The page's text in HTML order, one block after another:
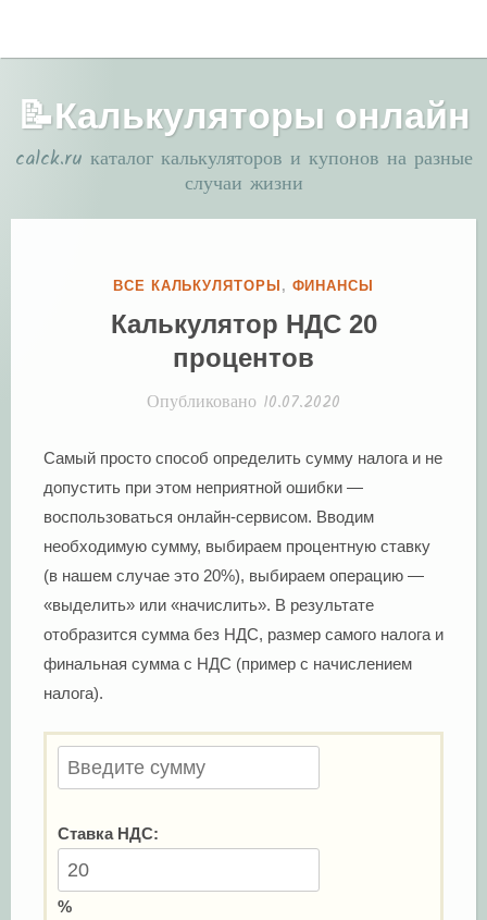
📝Калькуляторы онлайн
calck.ru каталог калькуляторов и купонов на разные
случаи жизни
Р
У
Б
:
ВСЕ КАЛЬКУЛЯТОРЫ , ФИНАНСЫ
Калькулятор НДС 20
процентов
Опубликовано 10.07.2020
Самый просто способ определить сумму налога и не
допустить при этом неприятной ошибки —
воспользоваться онлайн-сервисом. Вводим
необходимую сумму, выбираем процентную ставку
(в нашем случае это 20%), выбираем операцию —
«выделить» или «начислить». В результате
отобразится сумма без НДС, размер самого налога и
финальная сумма с НДС (пример с начислением
налога).
Ставка НДС:
%